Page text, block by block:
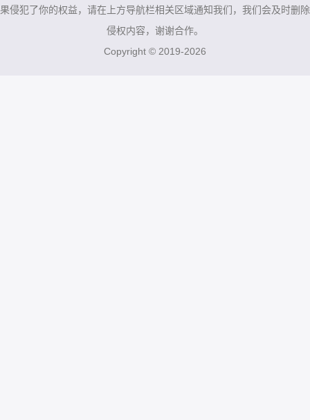
果侵犯了你的权益，请在上方导航栏相关区域通知我们，我们会及时删除
侵权内容，谢谢合作。
Copyright © 2019-2026